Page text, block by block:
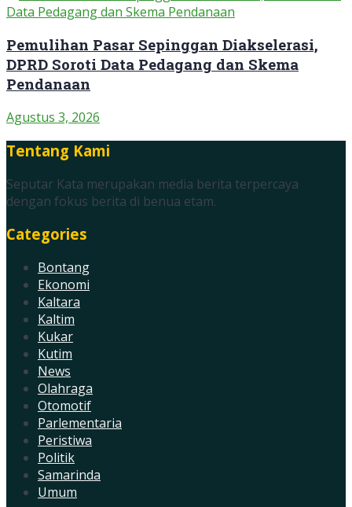
Pemulihan Pasar Sepinggan Diakselerasi,
DPRD Soroti Data Pedagang dan Skema
Pendanaan
Agustus 3, 2026
Tentang Kami
Seputar Kata merupakan media berita terpercaya
dengan fokus berita di benua etam.
Categories
Bontang
Ekonomi
Kaltara
Kaltim
Kukar
Kutim
News
Olahraga
Otomotif
Parlementaria
Peristiwa
Politik
Samarinda
Umum